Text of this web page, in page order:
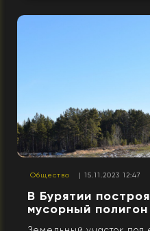
Общество | 15.11.2023 12:47
В Бурятии
мусорный полигон